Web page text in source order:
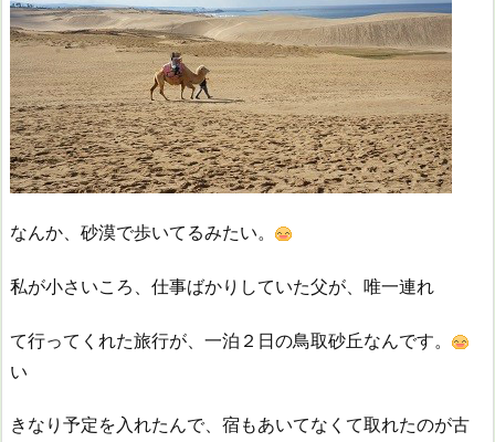
なんか、砂漠で歩いてるみたい。
私が小さいころ、仕事ばかりしていた父が、唯一連れ
て行ってくれた旅行が、一泊２日の鳥取砂丘なんです。
い
きなり予定を入れたんで、宿もあいてなくて取れたのが古